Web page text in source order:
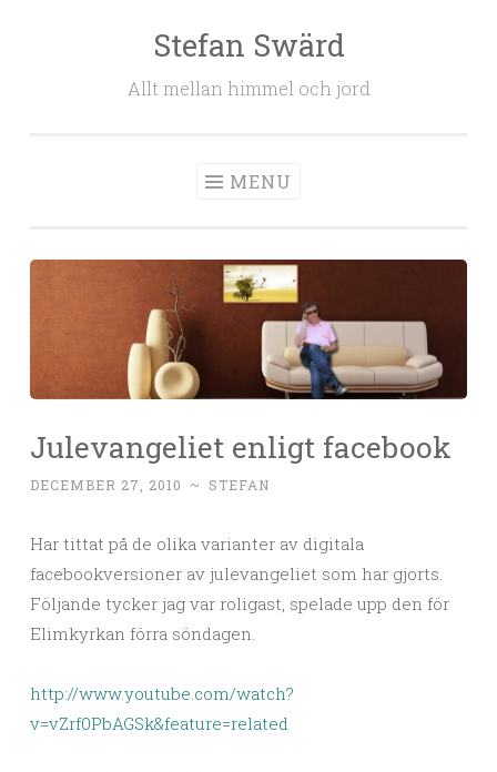
Stefan Swärd
Allt mellan himmel och jord
MENU
Julevangeliet enligt facebook
DECEMBER 27, 2010 ~ STEFAN
Har tittat på de olika varianter av digitala
facebookversioner av julevangeliet som har gjorts.
Följande tycker jag var roligast, spelade upp den för
Elimkyrkan förra söndagen.
http://www.youtube.com/watch?
v=vZrf0PbAGSk&feature=related